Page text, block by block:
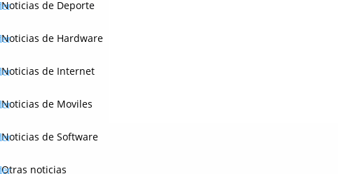
Noticias de Deporte
Noticias de Hardware
Noticias de Internet
Noticias de Moviles
Noticias de Software
Otras noticias